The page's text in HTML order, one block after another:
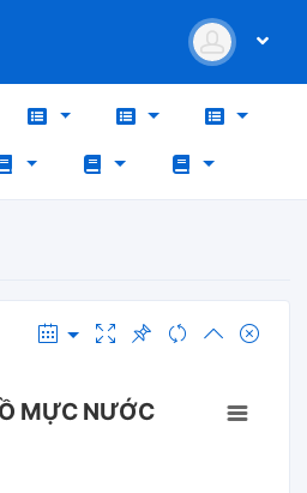
MỰC NƯỚC